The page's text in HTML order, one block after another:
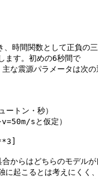
時間関数として正負の
ます。初めの6秒間で
な震源パラメータは次の
トン・秒）
sと仮定）
からはどちらのモデルが
に起こるとは考えにくく